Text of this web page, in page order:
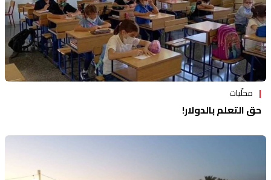
محلّيات
حق التعلم بالدولار!